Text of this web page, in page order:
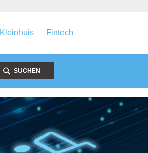
Kleinhuis Fintech
SUCHEN